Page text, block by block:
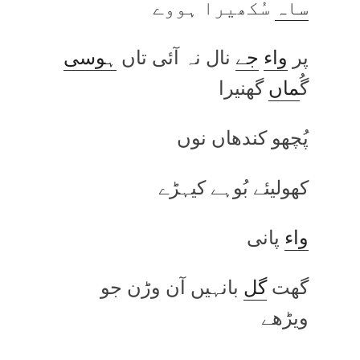
ساہ سُکھیرا ہووے
پر واء جے نال نہ آئی تاں ہوسی
گُماںگھنیرا
پُچھو کندھاں نوں
کھولیئے بُوہے کیہڑے
واء پانی
گھتگل بانہیں آن وڑن جو
ویڑھے